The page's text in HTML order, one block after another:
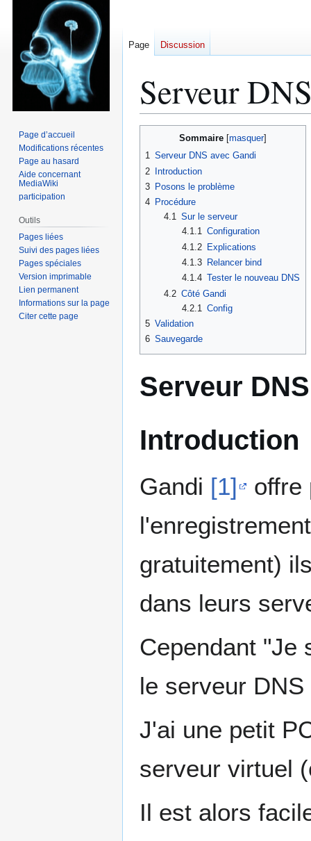
Serveur
navigation
recherche
Sommaire
1 Serveur DNS avec Gandi
2
Introduction
3 Posons le problème
4 Procédure
4.1 Sur le serveur
4.1.1 Configuration
4.1.2 Explications
4.1.3 Relancer bind
4.1.4 Tester le nouveau DNS
4.2 Côté Gandi
4.2.1
Config
5 Validation
6 Sauvegarde
Serveur
Introduction
Gandi [1]
offre
gratuitement)
dans leurs
Cependant "Je
le serveur
J'ai une petit
serveur virtuel
Il est alors
Page Discussion
Page d’accueil
Modifications récentes
Page au hasard
Aide concernant
MediaWiki
participation
Outils
Pages liées
Suivi des pages liées
Pages spéciales
Version imprimable
Lien permanent
Informations sur la page
Citer cette page